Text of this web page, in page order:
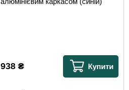
938₴ Купити